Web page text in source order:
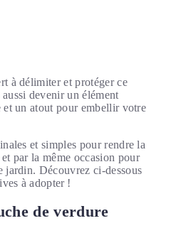
à délimiter et protéger ce
devenir un élément
et un atout pour embellir votre
et simples pour rendre la
par la même occasion pour
jardin. Découvrez ci-dessous
à adopter !
de verdure